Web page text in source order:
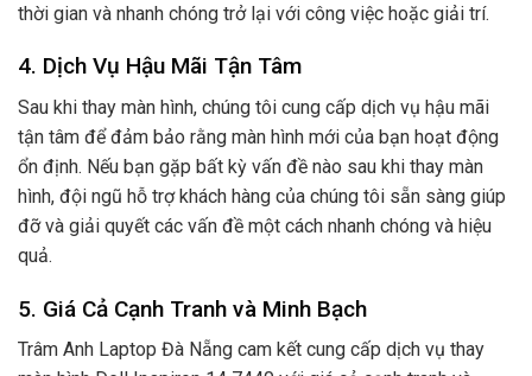
thời gian và nhanh chóng trở lại với công việc hoặc giải trí.
4. Dịch Vụ Hậu Mãi Tận Tâm
Sau khi thay màn hình, chúng tôi cung cấp dịch vụ hậu mãi
tận tâm để đảm bảo rằng màn hình mới của bạn hoạt động
ổn định. Nếu bạn gặp bất kỳ vấn đề nào sau khi thay màn
hình, đội ngũ hỗ trợ khách hàng của chúng tôi sẵn sàng giúp
đỡ và giải quyết các vấn đề một cách nhanh chóng và hiệu
quả.
5. Giá Cả Cạnh Tranh và Minh Bạch
Trâm Anh Laptop Đà Nẵng cam kết cung cấp dịch vụ thay